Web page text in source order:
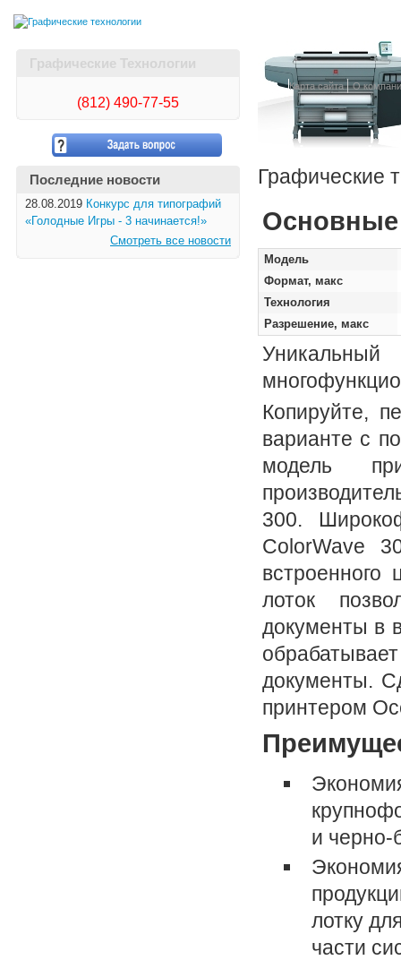
Карта сайта О
Графические Технологии
(812) 490-77-55
Последние новости
28.08.2019 Конкурс для типографий
«Голодные Игры - 3 начинается!»
Смотреть все новости
Графические
Основные
Модель
Формат, макс
Технология
Разрешение, макс
Копируйте,
варианте с
модель
300.
ColorWave
встроенного
лоток
документы в
документы.
принтером
и черно-
лотку
части